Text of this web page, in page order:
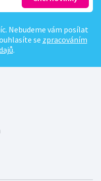
Nebudeme vám posílat
se zpracováním
.